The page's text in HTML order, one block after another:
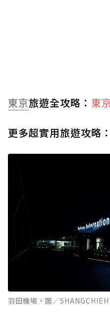
東京旅遊全攻略： 東
更多超實用旅遊攻略：
羽田機場。圖／